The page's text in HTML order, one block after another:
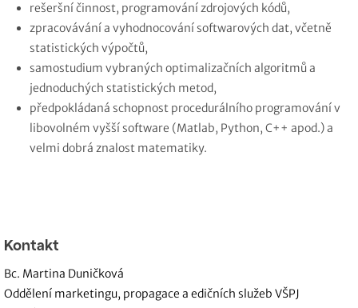
rešeršní činnost, programování zdrojových kódů,
zpracovávání a vyhodnocování softwarových dat, včetně
statistických výpočtů,
samostudium vybraných optimalizačních algoritmů a
jednoduchých statistických metod,
předpokládaná schopnost procedurálního programování v
libovolném vyšší software (Matlab, Python, C++ apod.) a
velmi dobrá znalost matematiky.
Kontakt
Bc. Martina Duničková
Oddělení marketingu, propagace a edičních služeb VŠPJ